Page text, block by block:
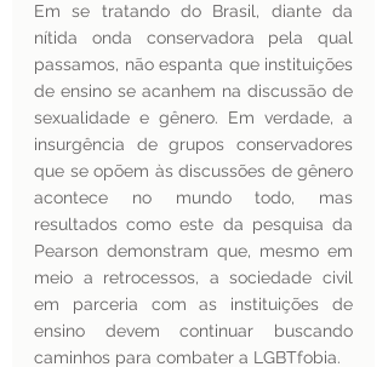
Em se tratando do Brasil, diante da
nítida onda conservadora pela qual
passamos, não espanta que instituições
de ensino se acanhem na discussão de
sexualidade e gênero. Em verdade, a
insurgência de grupos conservadores
que se opõem às discussões de gênero
acontece no mundo todo, mas
resultados como este da pesquisa da
Pearson demonstram que, mesmo em
meio a retrocessos, a sociedade civil
em parceria com as instituições de
ensino devem continuar buscando
caminhos para combater a LGBTfobia.